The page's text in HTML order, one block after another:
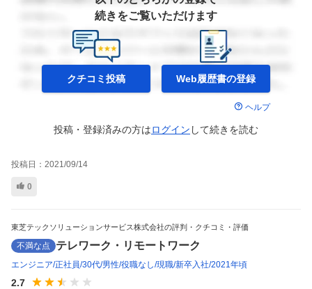
続きをご覧いただけます
クチコミ投稿 Web履歴書の登録
ヘルプ
投稿・登録済みの方はログイン して続きを読む
投稿日： 2021/09/14
0
東芝テックソリューションサービス株式会社の評判・クチコミ・評価
不満な点 テレワーク・リモートワーク
エンジニア 正社員 30代 男性 役職なし 現職 新卒入社 2021年頃
2.7